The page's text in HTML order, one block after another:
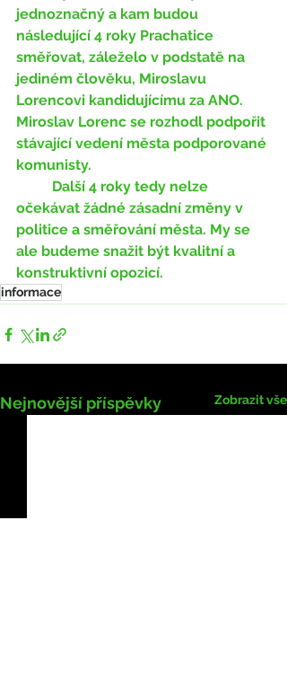
jednoznačný a kam budou
následující 4 roky Prachatice
směřovat, záleželo v podstatě na
jediném člověku, Miroslavu
Lorencovi kandidujícímu za ANO.
Miroslav Lorenc se rozhodl podpořit
stávající vedení města podporované
komunisty.
očekávat žádné zásadní změny v
politice a směřování města. My se
ale budeme snažit být kvalitní a
konstruktivní opozicí.
informace
Nejnovější příspěvky Zobrazit vše